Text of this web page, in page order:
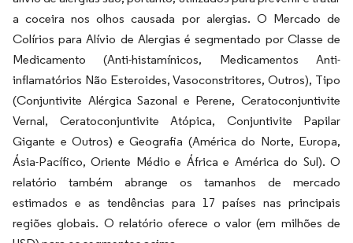
a coceira nos olhos causada por alergias. O Mercado de
Colírios para Alívio de Alergias é segmentado por Classe de
Medicamento (Anti-histamínicos, Medicamentos Anti-
inflamatórios Não Esteroides, Vasoconstritores, Outros), Tipo
(Conjuntivite Alérgica Sazonal e Perene, Ceratoconjuntivite
Vernal, Ceratoconjuntivite Atópica, Conjuntivite Papilar
Gigante e Outros) e Geografia (América do Norte, Europa,
Ásia-Pacífico, Oriente Médio e África e América do Sul). O
relatório também abrange os tamanhos de mercado
estimados e as tendências para 17 países nas principais
regiões globais. O relatório oferece o valor (em milhões de